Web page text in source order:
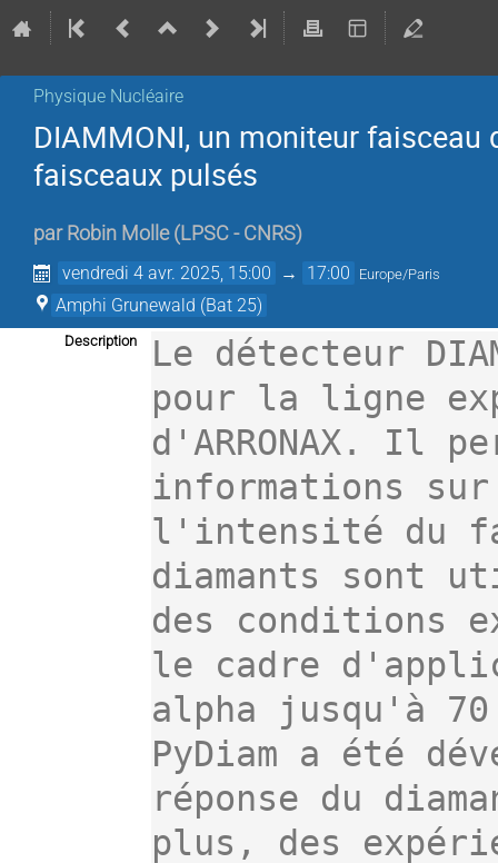
Physique Nucléaire
DIAMMONI, un moniteur
faisceaux pulsés
par Robin Molle (LPSC - CNRS)
vendredi 4 avr. 2025, 15:00 → 17:00 Europe/Paris
Amphi Grunewald (Bat 25)
Description
Le détecteur
pour la ligne
d'ARRONAX. Il
informations
l'intensité du
diamants sont
des conditions
le cadre
alpha jusqu'à
PyDiam a été
réponse du
plus, des